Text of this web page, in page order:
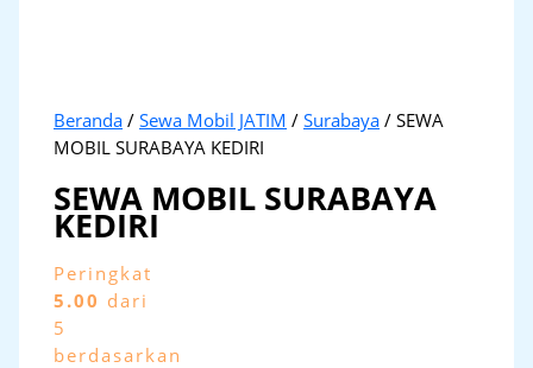
Beranda /Sewa Mobil JATIM /Surabaya / SEWA
MOBIL SURABAYA KEDIRI
SEWA MOBIL SURABAYA
KEDIRI
Peringkat
5.00 dari
5
berdasarkan